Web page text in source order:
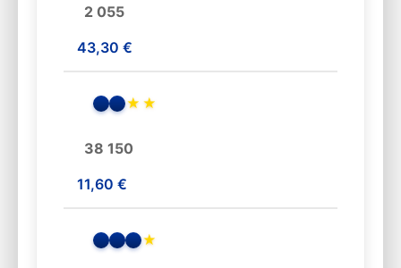
2 055
43,30 €
★ ★
38 150
11,60 €
★